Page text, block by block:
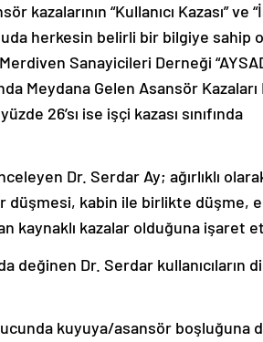
“Kullanıcı Kazası” ve
herkesin belirli bir bilgiye sahip
Sanayicileri Derneği
Meydana Gelen Asansör Kazaları
26’sı ise işçi kazası sınıfında
Dr. Serdar Ay; ağırlıklı
düşmesi, kabin ile birlikte düşme,
kaynaklı kazalar olduğuna işaret
değinen Dr. Serdar kullanıcıların
kuyuya/asansör boşluğuna